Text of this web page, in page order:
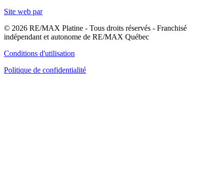
Site web par
© 2026 RE/MAX Platine - Tous droits réservés - Franchisé
indépendant et autonome de RE/MAX Québec
Conditions d'utilisation
Politique de confidentialité